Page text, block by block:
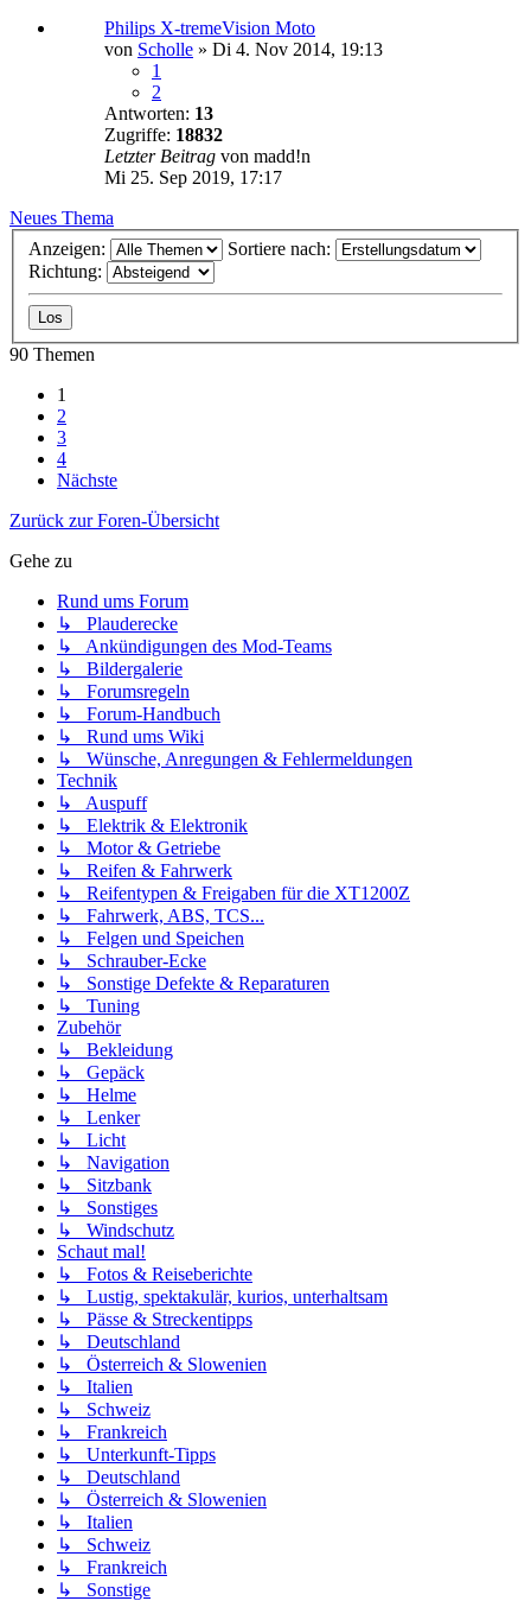
Philips X-tremeVision Moto
von Scholle » Di 4. Nov 2014, 19:13
1
2
Antworten: 13
Zugriffe: 18832
Letzter Beitrag von madd!n
Mi 25. Sep 2019, 17:17
Neues Thema
Anzeigen:
Sortiere nach:
Richtung:
90 Themen
1
2
3
4
Nächste
Zurück zur Foren-Übersicht
Gehe zu
Rund ums Forum
↳ Plauderecke
↳ Ankündigungen des Mod-Teams
↳ Bildergalerie
↳ Forumsregeln
↳ Forum-Handbuch
↳ Rund ums Wiki
↳ Wünsche, Anregungen & Fehlermeldungen
Technik
↳ Auspuff
↳ Elektrik & Elektronik
↳ Motor & Getriebe
↳ Reifen & Fahrwerk
↳ Reifentypen & Freigaben für die XT1200Z
↳ Fahrwerk, ABS, TCS...
↳ Felgen und Speichen
↳ Schrauber-Ecke
↳ Sonstige Defekte & Reparaturen
↳ Tuning
Zubehör
↳ Bekleidung
↳ Gepäck
↳ Helme
↳ Lenker
↳ Licht
↳ Navigation
↳ Sitzbank
↳ Sonstiges
↳ Windschutz
Schaut mal!
↳ Fotos & Reiseberichte
↳ Lustig, spektakulär, kurios, unterhaltsam
↳ Pässe & Streckentipps
↳ Deutschland
↳ Österreich & Slowenien
↳ Italien
↳ Schweiz
↳ Frankreich
↳ Unterkunft-Tipps
↳ Deutschland
↳ Österreich & Slowenien
↳ Italien
↳ Schweiz
↳ Frankreich
↳ Sonstige